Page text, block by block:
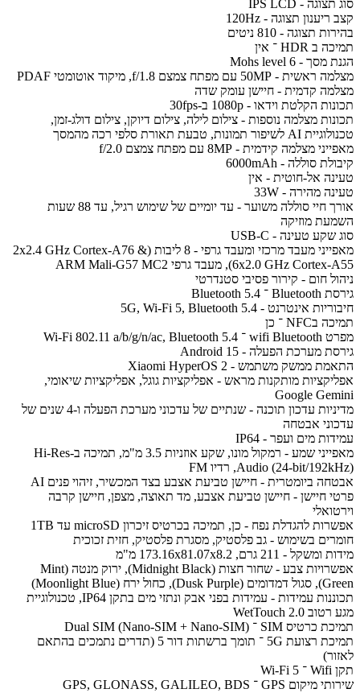
סוג תצוגה - IPS LCD
קצב ריענון תצוגה - 120Hz
בהירות תצוגה - 810 ניטים
תמיכה ב HDR ־ אין
הגנת מסך - Mohs level 6
מצלמה ראשית - 50MP עם מפתח צמצם f/1.8, מיקוד אוטומטי PDAF
מצלמה קדמית - חיישן עומק שדה
תכונות הקלטת וידאו - 1080p ב-30fps
תכונות מצלמה נוספות - צילום לילה, צילום דיוקן, צילום דולג-זמן,
טכנולוגיית AI לשיפור תמונות, טבעת תאורת סלפי רכה מהמסך
מאפייני מצלמה קידמית - 8MP עם מפתח צמצם f/2.0
קיבולת סוללה - 6000mAh
טעינה אל-חוטית - אין
טעינה מהירה - 33W
אורך חיי סוללה משוער - עד יומיים של שימוש רגיל, עד 88 שעות
השמעת מוזיקה
סוג שקע טעינה - USB-C
מאפייני מעבד מרכזי ומעבד גרפי - 8 ליבות (2x2.4 GHz Cortex-A76 &
6x2.0 GHz Cortex-A55), מעבד גרפי ARM Mali-G57 MC2
ניהול חום - קירור פסיבי סטנדרטי
גירסת Bluetooth ־ Bluetooth 5.4
חיבוריות אינטרנט - 5G, Wi-Fi 5, Bluetooth 5.4
תמיכה בNFC ־ כן
מפרט wifi Bluetooth ־ Wi-Fi 802.11 a/b/g/n/ac, Bluetooth 5.4
גירסת מערכת הפעלה - Android 15
התאמת ממשק משתמש - Xiaomi HyperOS 2
אפליקציות מותקנות מראש - אפליקציות גוגל, אפליקציות שיאומי,
Google Gemini
מדיניות עדכון תוכנה - שנתיים של עדכוני מערכת הפעלה ו-4 שנים של
עדכוני אבטחה
עמידות מים ועפר - IP64
מאפייני שמע - רמקול מונו, שקע אוזניות 3.5 מ"מ, תמיכה ב-Hi-Res
Audio (24-bit/192kHz), רדיו FM
אבטחה ביומטרית - חיישן טביעת אצבע בצד המכשיר, זיהוי פנים AI
פרטי חיישן - חיישן טביעת אצבע, מד תאוצה, מצפן, חיישן קרבה
וירטואלי
אפשרות להגדלת נפח - כן, תמיכה בכרטיס זיכרון microSD עד 1TB
חומרים בשימוש - גב פלסטיק, מסגרת פלסטיק, חזית זכוכית
מידות ומשקל - 211 גרם, 173.16x81.07x8.2 מ"מ
אפשרויות צבע - שחור חצות (Midnight Black), ירוק מנטה (Mint
Green), סגול דמדומים (Dusk Purple), כחול ירח (Moonlight Blue)
תכוננות עמידות - עמידות בפני אבק ונתזי מים בתקן IP64, טכנולוגיית
מגע רטוב WetTouch 2.0
תמיכת כרטיס SIM ־ Dual SIM (Nano-SIM + Nano-SIM)
תמיכת רצועת 5G ־ תומך ברשתות דור 5 (תדרים נתמכים בהתאם
לאזור)
תקן Wifi ־ Wi-Fi 5
שירותי מיקום GPS ־ GPS, GLONASS, GALILEO, BDS